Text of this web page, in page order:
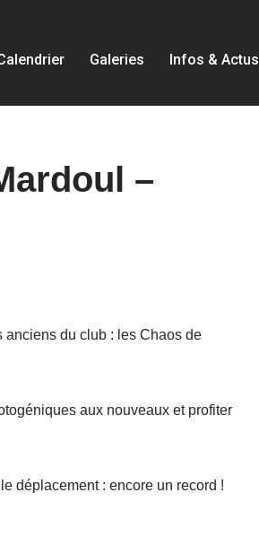
Galeries Infos & Actus
–
anciens du club : les Chaos de
aux nouveaux et profiter
déplacement : encore un record !